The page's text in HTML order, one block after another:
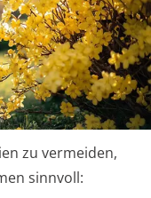
zu vermeiden,
sinnvoll: